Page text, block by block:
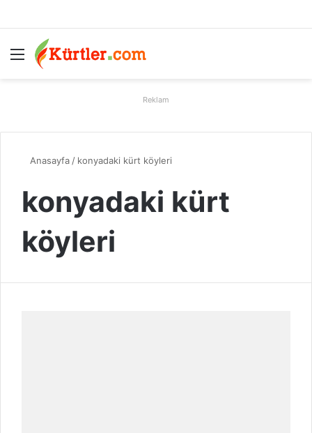
Menü
Reklam
Anasayfa / konyadaki kürt köyleri
konyadaki kürt
köyleri